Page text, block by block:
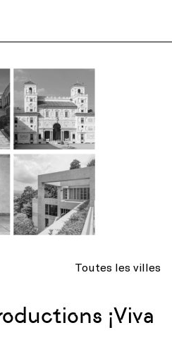
Toutes les villes
¡Viva